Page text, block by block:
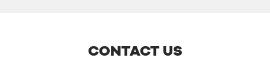
CONTACT US